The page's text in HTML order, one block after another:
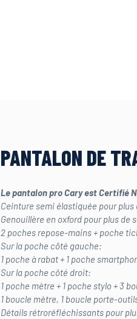
PANTALON DE
Le pantalon pro Cary est Certifié
Ceinture semi élastiquée pour plus
Genouillère en oxford pour plus de
2 poches repose-mains + poche
Sur la poche côté gauche:
1 poche à rabat + 1 poche
Sur la poche côté droit:
1 poche mètre + 1 poche stylo + 3
1 boucle mètre, 1 boucle porte-
Détails rétroréfléchissants pour